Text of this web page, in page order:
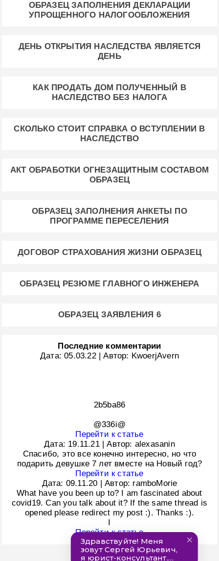
ОБРАЗЕЦ ЗАПОЛНЕНИЯ ДЕКЛАРАЦИИ
УПРОЩЕННОГО НАЛОГООБЛОЖЕНИЯ
ДЕНЬ ОТКРЫТИЯ НАСЛЕДСТВА ЯВЛЯЕТСЯ
ДЕНЬ
КАК ПРОДАТЬ ДОМ ПОЛУЧЕННЫЙ В
НАСЛЕДСТВО БЕЗ НАЛОГА
СКОЛЬКО СТОИТ СПРАВКА О ВСТУПЛЕНИИ В
НАСЛЕДСТВО
АКТ ОБРАБОТКИ ОГНЕЗАЩИТНЫМ СОСТАВОМ
ОБРАЗЕЦ
ОБРАЗЕЦ ЗАПОЛНЕНИЯ АНКЕТЫ ПО
ПРОГРАММЕ ПЕРЕСЕЛЕНИЯ
ДОГОВОР СТРАХОВАНИЯ ЖИЗНИ ОБРАЗЕЦ
ОБРАЗЕЦ РЕЗЮМЕ ГЛАВНОГО ИНЖЕНЕРА
ОБРАЗЕЦ ЗАЯВЛЕНИЯ 6
Последние комментарии
Дата:05.03.22|Автор: KwoerjAvern
2b5ba86
@336i@
Перейти к статье
Дата: 19.11.21|Автор: alexasanin
Спасибо, это все конечно интересно, но что
подарить девушке 7 лет вместе на Новый год?
Перейти к статье
Дата: 09.11.20 Автор: ramboMorie
What have you been up to? I am fascinated about
covid19. Can you talk about it? If the same thread is
opened please redirect my post :). Thanks :).
Перейти к статье